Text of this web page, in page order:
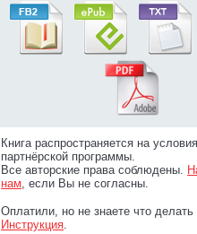
Книга распространяется на
партнёрской программы.
Все авторские права соблюдены.
нам, если Вы не согласны.
Оплатили, но не знаете что
Инструкция.